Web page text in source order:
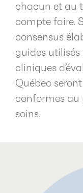
chacun et au
compte faire.
consensus
guides utilisés
cliniques
Québec
conformes au
soins.